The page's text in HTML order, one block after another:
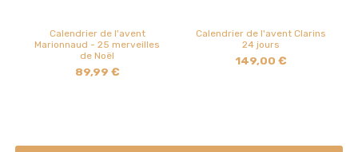
Calendrier de l'avent
Marionnaud - 25 merveilles
de Noël
89,99 €
Calendrier de l'avent Clarins
24 jours
149,00 €